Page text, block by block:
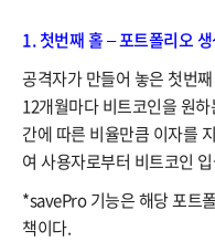
1. 첫번째 홀 – 포트폴리오
공격자가 만들어 놓은 첫번
12개월마다 비트코인을 원
간에 따른 비율만큼 이자를
여 사용자로부터 비트코인
*savePro 기능은 해당 포트
책이다.